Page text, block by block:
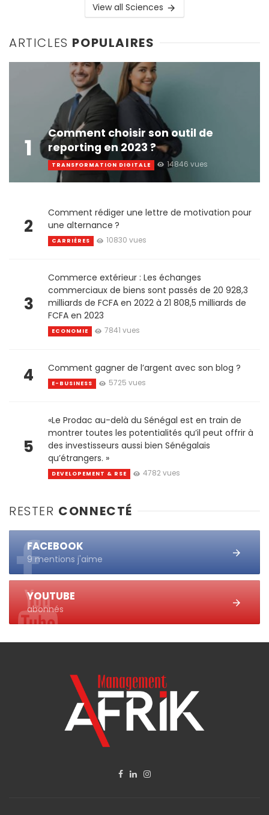
View all Sciences
ARTICLES POPULAIRES
1
Comment choisir son outil de
reporting en 2023 ?
TRANSFORMATION DIGITALE 14846 vues
2
Comment rédiger une lettre de motivation pour
une alternance ?
CARRIÈRES 10830 vues
3
Commerce extérieur : Les échanges
commerciaux de biens sont passés de 20 928,3
milliards de FCFA en 2022 à 21 808,5 milliards de
FCFA en 2023
ECONOMIE 7841 vues
4 Comment gagner de l’argent avec son blog ?
E-BUSINESS 5725 vues
5
«Le Prodac au-delà du Sénégal est en train de
montrer toutes les potentialités qu’il peut offrir à
des investisseurs aussi bien Sénégalais
qu’étrangers. »
DEVELOPEMENT & RSE 4782 vues
RESTER CONNECTÉ
FACEBOOK
9 mentions j'aime
YOUTUBE
abonnés